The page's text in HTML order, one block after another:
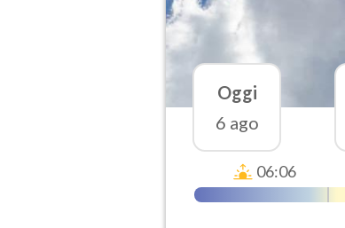
Oggi
6 ago
06:06